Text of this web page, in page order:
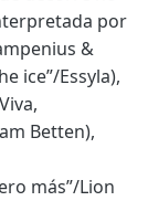
por
&
ice”/Essyla),
Betten),
más”/Lion